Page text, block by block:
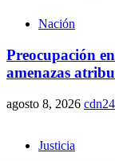
Nación
Preocupación
amenazas
agosto 8, 2026 cdn24
Justicia